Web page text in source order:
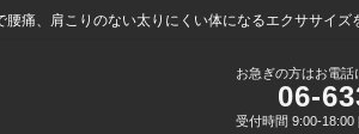
痛、肩こりのない太りにくい体になるエクササイ
お急ぎの方はお電
06-
受付時間 9:00-